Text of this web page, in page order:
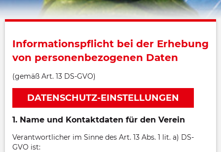
Informationspflicht bei der Erhebung
von personenbezogenen Daten
(gemäß Art. 13 DS-GVO)
DATENSCHUTZ-EINSTELLUNGEN
1. Name und Kontaktdaten für den Verein
Verantwortlicher im Sinne des Art. 13 Abs. 1 lit. a) DS-
GVO ist: